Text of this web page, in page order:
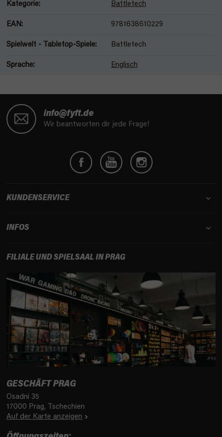
Kategorie: Battletech
EAN: 9781638610229
Spielwelt - Tabletop-Spiele: Battletech
Sprache: Englisch
info@fyft.de
Wir beantworten dir jede Frage!
KUNDENSERVICE
INFOS
FILIALE UND SPIELSAAL IN PRAG
GESCHÄFT PRAG
Osadni 35
17000 Prag, Tschechien
Auf der Karte anzeigen